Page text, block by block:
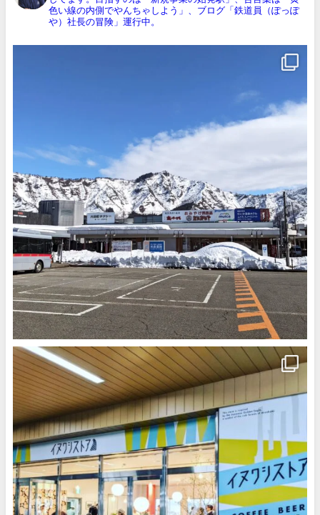
色い線の内側でやんちゃしよう」、ブログ「鉄道員（ぽっぽ
や）社長の冒険」運行中。